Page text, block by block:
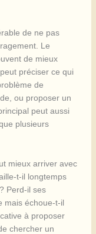
de ne pas
Le
de mieux
préciser ce qui
de
ou proposer un
peut aussi
plusieurs
mieux arriver avec
t-il longtemps
Perd-il ses
mais échoue-t-il
à proposer
chercher un